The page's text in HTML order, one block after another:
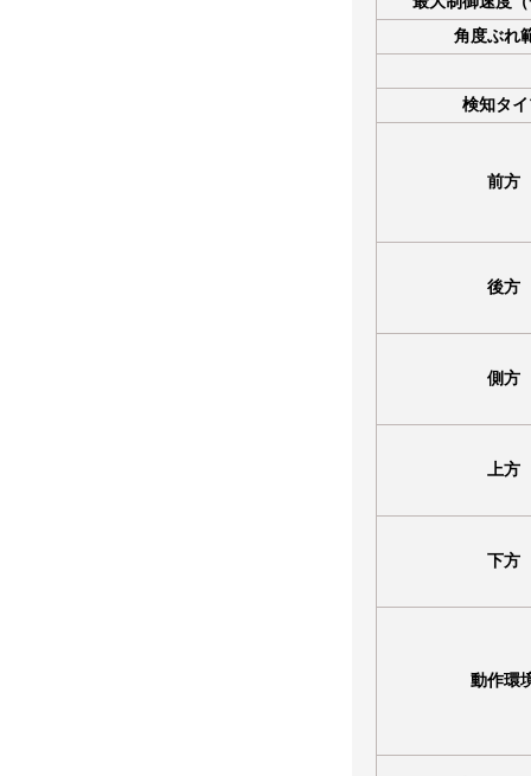
角度ぶれ
検知タ
前方
後方
側方
上方
下方
動作環